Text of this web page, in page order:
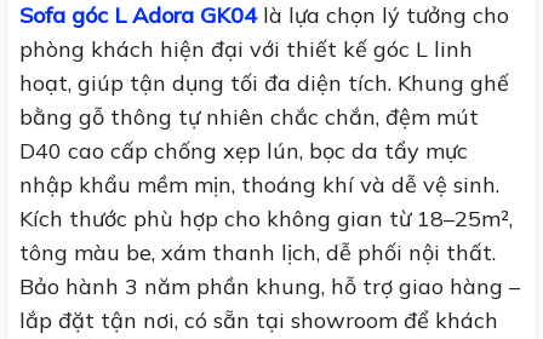
Sofa góc L Adora GK04là lựa chọn lý tưởng cho
phòng khách hiện đại với thiết kế góc L linh
hoạt, giúp tận dụng tối đa diện tích. Khung ghế
bằng gỗ thông tự nhiên chắc chắn, đệm mút
D40 cao cấp chống xẹp lún, bọc da tẩy mực
nhập khẩu mềm mịn, thoáng khí và dễ vệ sinh.
Kích thước phù hợp cho không gian từ 18–25m²,
tông màu be, xám thanh lịch, dễ phối nội thất.
Bảo hành 3 năm phần khung, hỗ trợ giao hàng –
lắp đặt tận nơi, có sẵn tại showroom để khách